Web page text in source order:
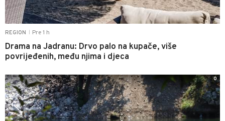
REGION Pre 1 h
Drama na Jadranu: Drvo palo na kupače, više
povrijeđenih, među njima i djeca
0